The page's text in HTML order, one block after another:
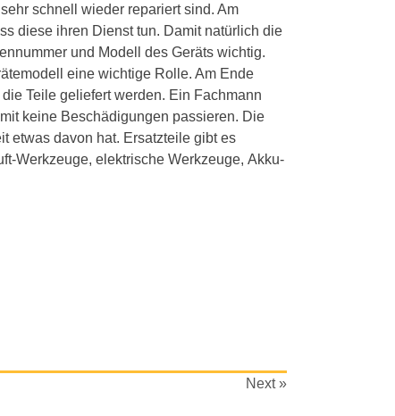
schnell wieder repariert sind. Am
diese ihren Dienst tun. Damit natürlich die
und Modell des Geräts wichtig.
eine wichtige Rolle. Am Ende
Teile geliefert werden. Ein Fachmann
keine Beschädigungen passieren. Die
etwas davon hat. Ersatzteile gibt es
Werkzeuge, elektrische Werkzeuge, Akku-
Next »